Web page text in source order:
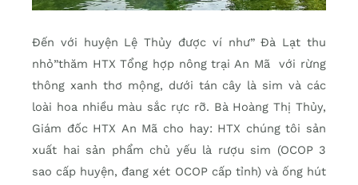
Đến với huyện Lệ Thủy được ví như” Đà Lạt thu
nhỏ”thăm HTX Tổng hợp nông trại An Mã với rừng
thông xanh thơ mộng, dưới tán cây là sim và các
loài hoa nhiều màu sắc rực rỡ. Bà Hoàng Thị Thủy,
Giám đốc HTX An Mã cho hay: HTX chúng tôi sản
xuất hai sản phẩm chủ yếu là rượu sim (OCOP 3
sao cấp huyện, đang xét OCOP cấp tỉnh) và ống hút